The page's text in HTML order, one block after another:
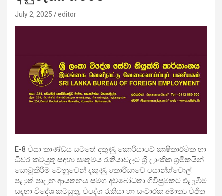
July 2, 2025 editor
E-8 වීසා කාණ්ඩය යටතේ දකුණු කොරියාවේ කෘෂිකාර්මික හා
ධීවර කටයුතු සඳහා සෘතුමය රැකියාවලට ශ්‍රි ලාංකික ශ්‍රමිකයින්
යොමුකිරීම වෙනුවෙන් දකුණු කොරියාවේ යොන්ග්වොල්
පළාත් පාලන ආයතනය සමග අවබෝධතා ගිවිසුමකට එළැඹීම
සඳහා විදේශ කටයුතු, විදේශ රැකියා හා සංචාරක අමාත්‍ය විජිත